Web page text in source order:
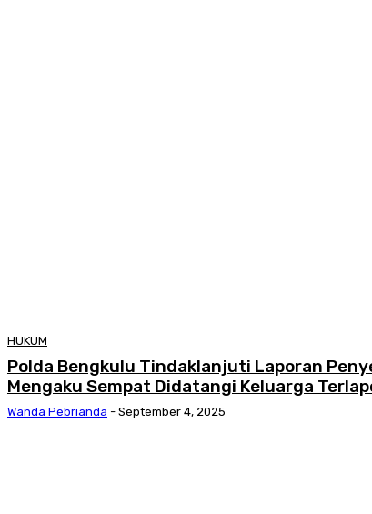
HUKUM
Polda Bengkulu Tindaklanjuti Laporan
Mengaku Sempat Didatangi Keluarga
Wanda Pebrianda - September 4, 2025